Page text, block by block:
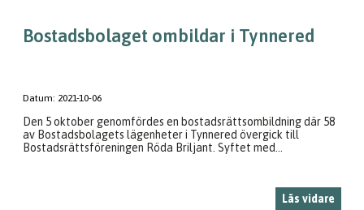
Bostadsbolaget ombildar i Tynnered
Datum: 2021-10-06
Den 5 oktober genomfördes en bostadsrättsombildning där 58
av Bostadsbolagets lägenheter i Tynnered övergick till
Bostadsrättsföreningen Röda Briljant. Syftet med...
Läs vidare